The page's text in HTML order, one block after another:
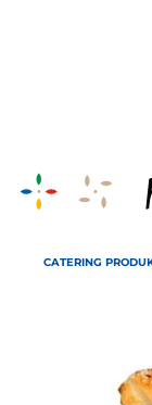
CATERING